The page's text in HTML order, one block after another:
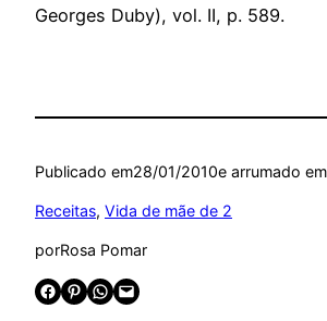
Georges Duby), vol. II, p. 589.
Publicado em28/01/2010e arrumado em
Receitas, Vida de mãe de 2
porRosa Pomar
Share on Facebook Share on Pinterest Share on WhatsApp Email this Page